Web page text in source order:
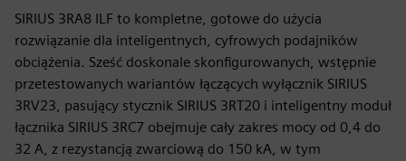
SIRIUS 3RA8 ILF to kompletne, gotowe do użycia
rozwiązanie dla inteligentnych, cyfrowych podajników
obciążenia. Sześć doskonale skonfigurowanych, wstępnie
przetestowanych wariantów łączących wyłącznik SIRIUS
3RV23, pasujący stycznik SIRIUS 3RT20 i inteligentny moduł
łącznika SIRIUS 3RC7 obejmuje cały zakres mocy od 0,4 do
32 A, z rezystancją zwarciową do 150 kA, w tym